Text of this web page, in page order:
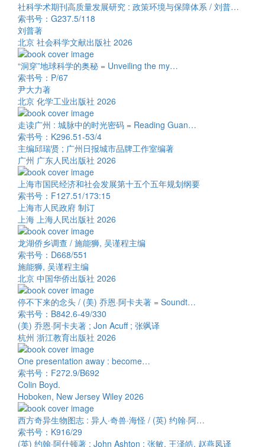
社科学术期刊高质量发展研究 : 政策环境与保障体系 / 刘普…
索书号：G237.5/118
刘普著
北京 社会科学文献出版社 2026
“洞穿”地球科学的奥秘 = Unveiling the my…
索书号：P/67
尹大力著
北京 化学工业出版社 2026
走读广州 : 城脉中的时光密码 = Reading Guan…
索书号：K296.51-53/4
主编邱瑞贤 ; 广州日报城市品牌工作室编著
广州 广东人民出版社 2026
上海市国民经济和社会发展第十五个五年规划纲要
索书号：F127.51/173:15
上海市人民政府 制订
上海 上海人民出版社 2026
龙湖侨乡调查 / 施能狮, 吴谨程主编
索书号：D668/551
施能狮, 吴谨程主编
北京 中国华侨出版社 2026
停不下来的念头 / (美) 乔恩·阿卡夫著 = Soundt…
索书号：B842.6-49/330
(美) 乔恩·阿卡夫著 ; Jon Acuff ; 张飒译
杭州 浙江教育出版社 2026
One presentation away : become…
索书号：F272.9/B692
Colin Boyd.
Hoboken, New Jersey Wiley 2026
西方奇异生物图志 : 异人·奇兽·海怪 / (英) 约翰·阿…
索书号：K916/29
(英) 约翰·阿什顿著 ; John Ashton ; 张敏, 王泽皓, 赵燕凤译